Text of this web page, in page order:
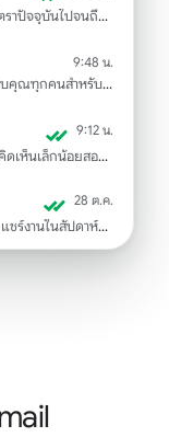
นไปจนถึงไตรมาสที่ 1...
ำหรับการประชุมที่มีประสิทธิภาพเมื่อวานนี้...
9:48 น.
องข้อเกี่ยวกับระยะห่างและข้อความ CTA...
9:12 น.
นในสัปดาห์แรกสำหรับพนักงานใหม่ของคุณ...
28 ต.ค.